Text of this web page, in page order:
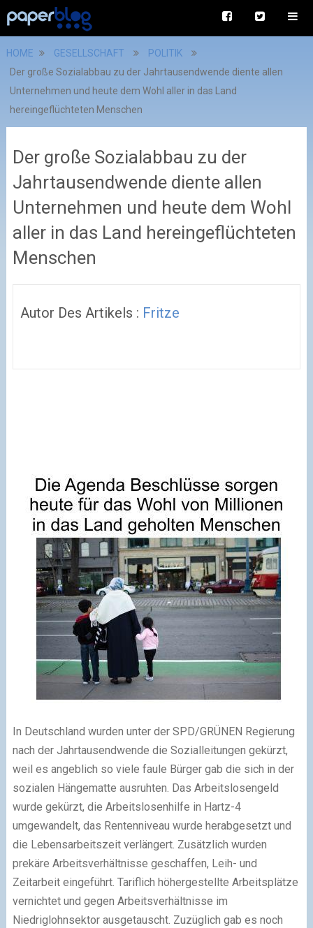
HOME GESELLSCHAFT
POLITIK
Der große Sozialabbau zu der Jahrtausendwende diente allen
Unternehmen und heute dem Wohl aller in das Land
hereingeflüchteten Menschen
Der große Sozialabbau zu der
Jahrtausendwende diente allen
Unternehmen und heute dem Wohl
aller in das Land hereingeflüchteten
Menschen
Autor Des Artikels : Fritze
In Deutschland wurden unter der SPD/GRÜNEN Regierung
nach der Jahrtausendwende die Sozialleitungen gekürzt,
weil es angeblich so viele faule Bürger gab die sich in der
sozialen Hängematte ausruhten. Das Arbeitslosengeld
wurde gekürzt, die Arbeitslosenhilfe in Hartz-4
umgewandelt, das Rentenniveau wurde herabgesetzt und
die Lebensarbeitszeit verlängert. Zusätzlich wurden
prekäre Arbeitsverhältnisse geschaffen, Leih- und
Zeitarbeit eingeführt. Tariflich höhergestellte Arbeitsplätze
vernichtet und gegen Arbeitsverhältnisse im
Niedriglohnsektor ausgetauscht. Zuzüglich gab es noch